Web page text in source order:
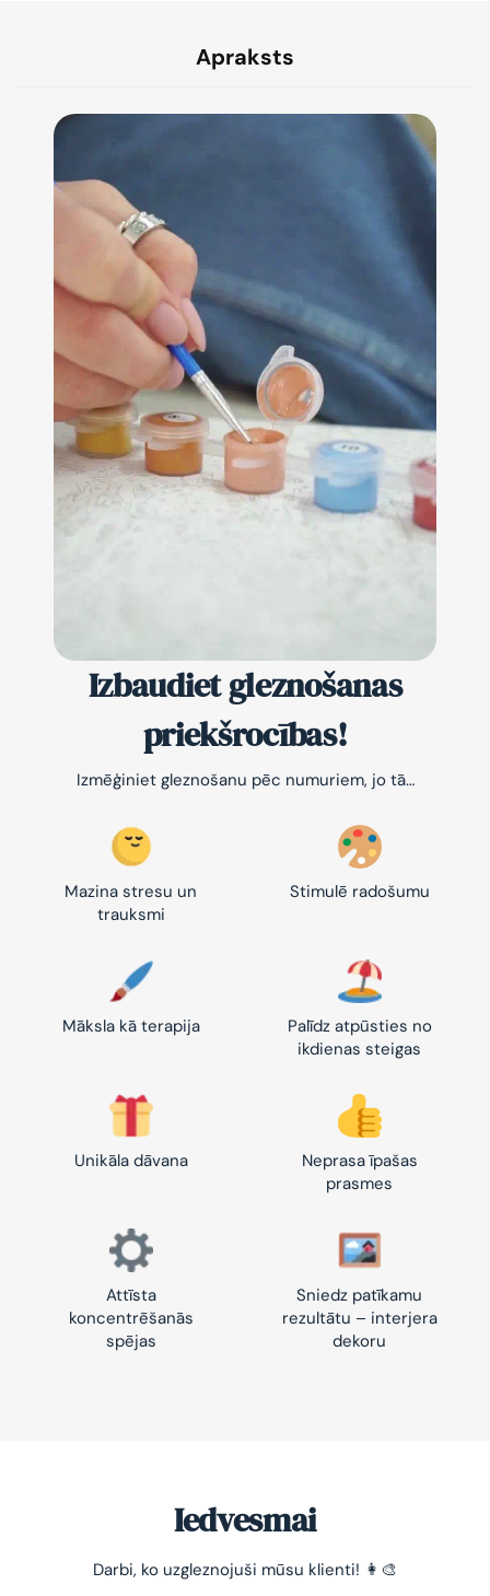
Apraksts
Izbaudiet gleznošanas
priekšrocības!
Izmēģiniet gleznošanu pēc numuriem, jo tā…
Mazina stresu un
trauksmi
Stimulē radošumu
Māksla kā terapija
Palīdz atpūsties no
ikdienas steigas
Unikāla dāvana
Neprasa īpašas
prasmes
Attīsta
koncentrēšanās
spējas
Sniedz patīkamu
rezultātu – interjera
dekoru
Iedvesmai
Darbi, ko uzgleznojuši mūsu klienti! 👩‍🎨